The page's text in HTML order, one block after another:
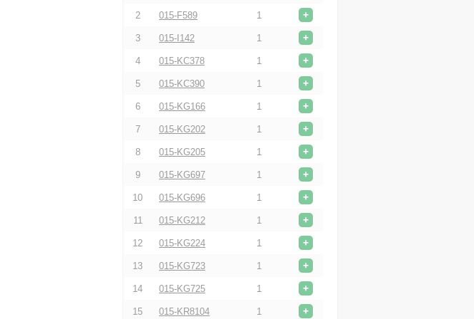
2 015-F589 1 +
3 015-I142 1 +
4 015-KC378 1 +
5 015-KC390 1 +
6 015-KG166 1 +
7 015-KG202 1 +
8 015-KG205 1 +
9 015-KG697 1 +
10 015-KG696 1 +
11 015-KG212 1 +
12 015-KG224 1 +
13 015-KG723 1 +
14 015-KG725 1 +
15 015-KR8104 1 +